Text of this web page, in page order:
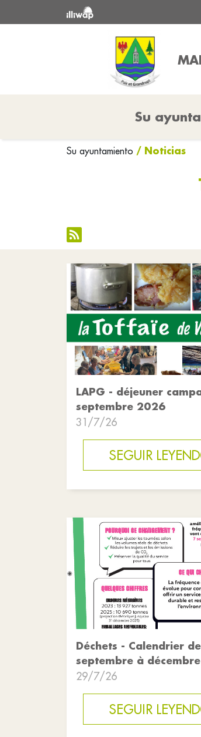
Su
Su ayuntamiento / Noticias
LAPG - déjeuner
septembre 2026
31/7/26
SEGUIR
Déchets - Calendrier
septembre à
29/7/26
SEGUIR